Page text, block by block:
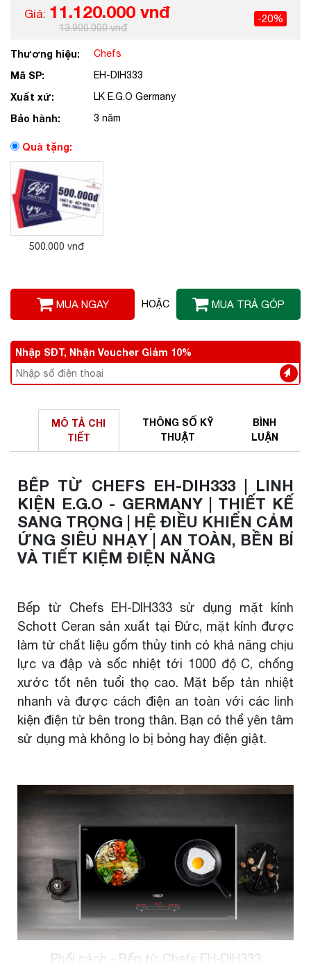
Giá: 11.120.000 vnđ
13.900.000 vnđ
-20%
Thương hiệu: Chefs
Mã SP: EH-DIH333
Xuất xứ: LK E.G.O Germany
Bảo hành: 3 năm
Quà tặng:
500.000 vnđ
MUA NGAY HOẶC MUA TRẢ GÓP
Nhập SĐT, Nhận Voucher Giảm 10%
MÔ TẢ CHI
TIẾT
THÔNG SỐ KỸ
THUẬT
BÌNH
LUẬN
BẾP TỪ CHEFS EH-DIH333 | LINH
KIỆN E.G.O - GERMANY | THIẾT KẾ
SANG TRỌNG | HỆ ĐIỀU KHIỂN CẢM
ỨNG SIÊU NHẠY | AN TOÀN, BỀN BỈ
VÀ TIẾT KIỆM ĐIỆN NĂNG
Bếp từ Chefs EH-DIH333 sử dụng mặt kính
Schott Ceran sản xuất tại Đức, mặt kính được
làm từ chất liệu gốm thủy tinh có khả năng chịu
lực va đập và sốc nhiệt tới 1000 độ C, chống
xước tốt nên tuổi thọ cao. Mặt bếp tản nhiệt
nhanh và được cách điện an toàn với các linh
kiện điện tử bên trong thân. Bạn có thể yên tâm
sử dụng mà không lo bị bỏng hay điện giật.
Phối cảnh - Bếp từ Chefs EH-DIH333